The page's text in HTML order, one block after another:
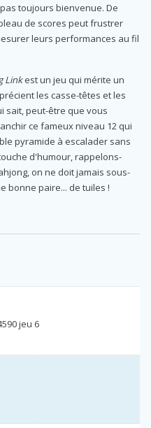
toujours bienvenue. De
de scores peut frustrer
leurs performances au fil
Linkest un jeu qui mérite un
les casse-têtes et les
sait, peut-être que vous
ce fameux niveau 12 qui
pyramide à escalader sans
d'humour, rappelons-
on ne doit jamais sous-
bonne paire... de tuiles !
jeu 6